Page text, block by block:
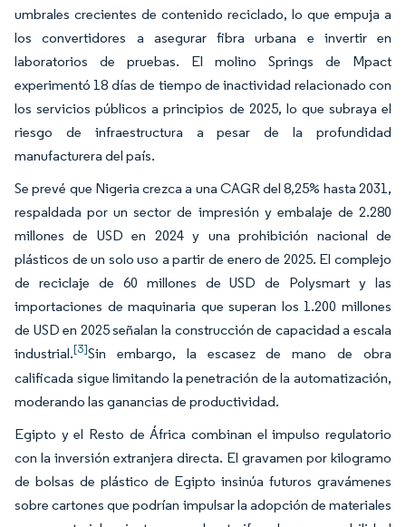
umbrales crecientes de contenido reciclado, lo que empuja a
los convertidores a asegurar fibra urbana e invertir en
laboratorios de pruebas. El molino Springs de Mpact
experimentó 18 días de tiempo de inactividad relacionado con
los servicios públicos a principios de 2025, lo que subraya el
riesgo de infraestructura a pesar de la profundidad
manufacturera del país.
Se prevé que Nigeria crezca a una CAGR del 8,25% hasta 2031,
respaldada por un sector de impresión y embalaje de 2.280
millones de USD en 2024 y una prohibición nacional de
plásticos de un solo uso a partir de enero de 2025. El complejo
de reciclaje de 60 millones de USD de Polysmart y las
importaciones de maquinaria que superan los 1.200 millones
de USD en 2025 señalan la construcción de capacidad a escala
industrial.[3]Sin embargo, la escasez de mano de obra
calificada sigue limitando la penetración de la automatización,
moderando las ganancias de productividad.
Egipto y el Resto de África combinan el impulso regulatorio
con la inversión extranjera directa. El gravamen por kilogramo
de bolsas de plástico de Egipto insinúa futuros gravámenes
sobre cartones que podrían impulsar la adopción de materiales